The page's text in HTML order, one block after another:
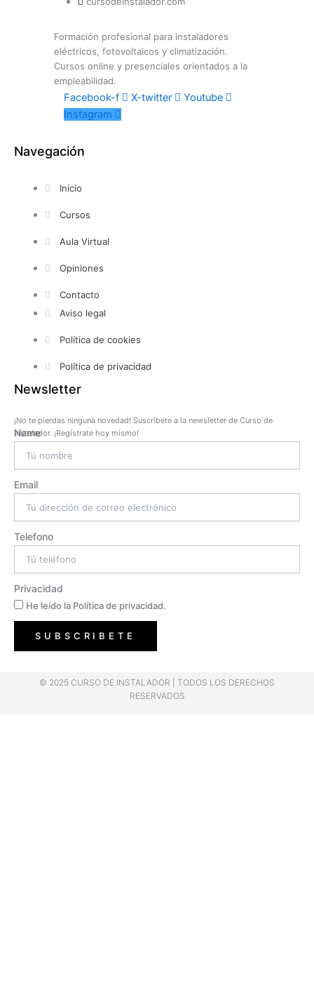
Formación profesional para instaladores
eléctricos, fotovoltaicos y climatización.
Cursos online y presenciales orientados a la
empleabilidad.
Facebook-f X-twitter
Youtube
Instagram
Navegación
Inicio
Cursos
Aula Virtual
Opiniones
Contacto
Aviso legal
Política de cookies
Política de privacidad
Newsletter
¡No te pierdas ninguna novedad! Suscríbete a la newsletter de Curso de
Instalador. ¡Regístrate hoy mismo!
Name
Email
Telefono
Privacidad
He leído la Política de privacidad.
SUBSCRIBETE
© 2025 CURSO DE INSTALADOR | TODOS LOS DERECHOS
RESERVADOS